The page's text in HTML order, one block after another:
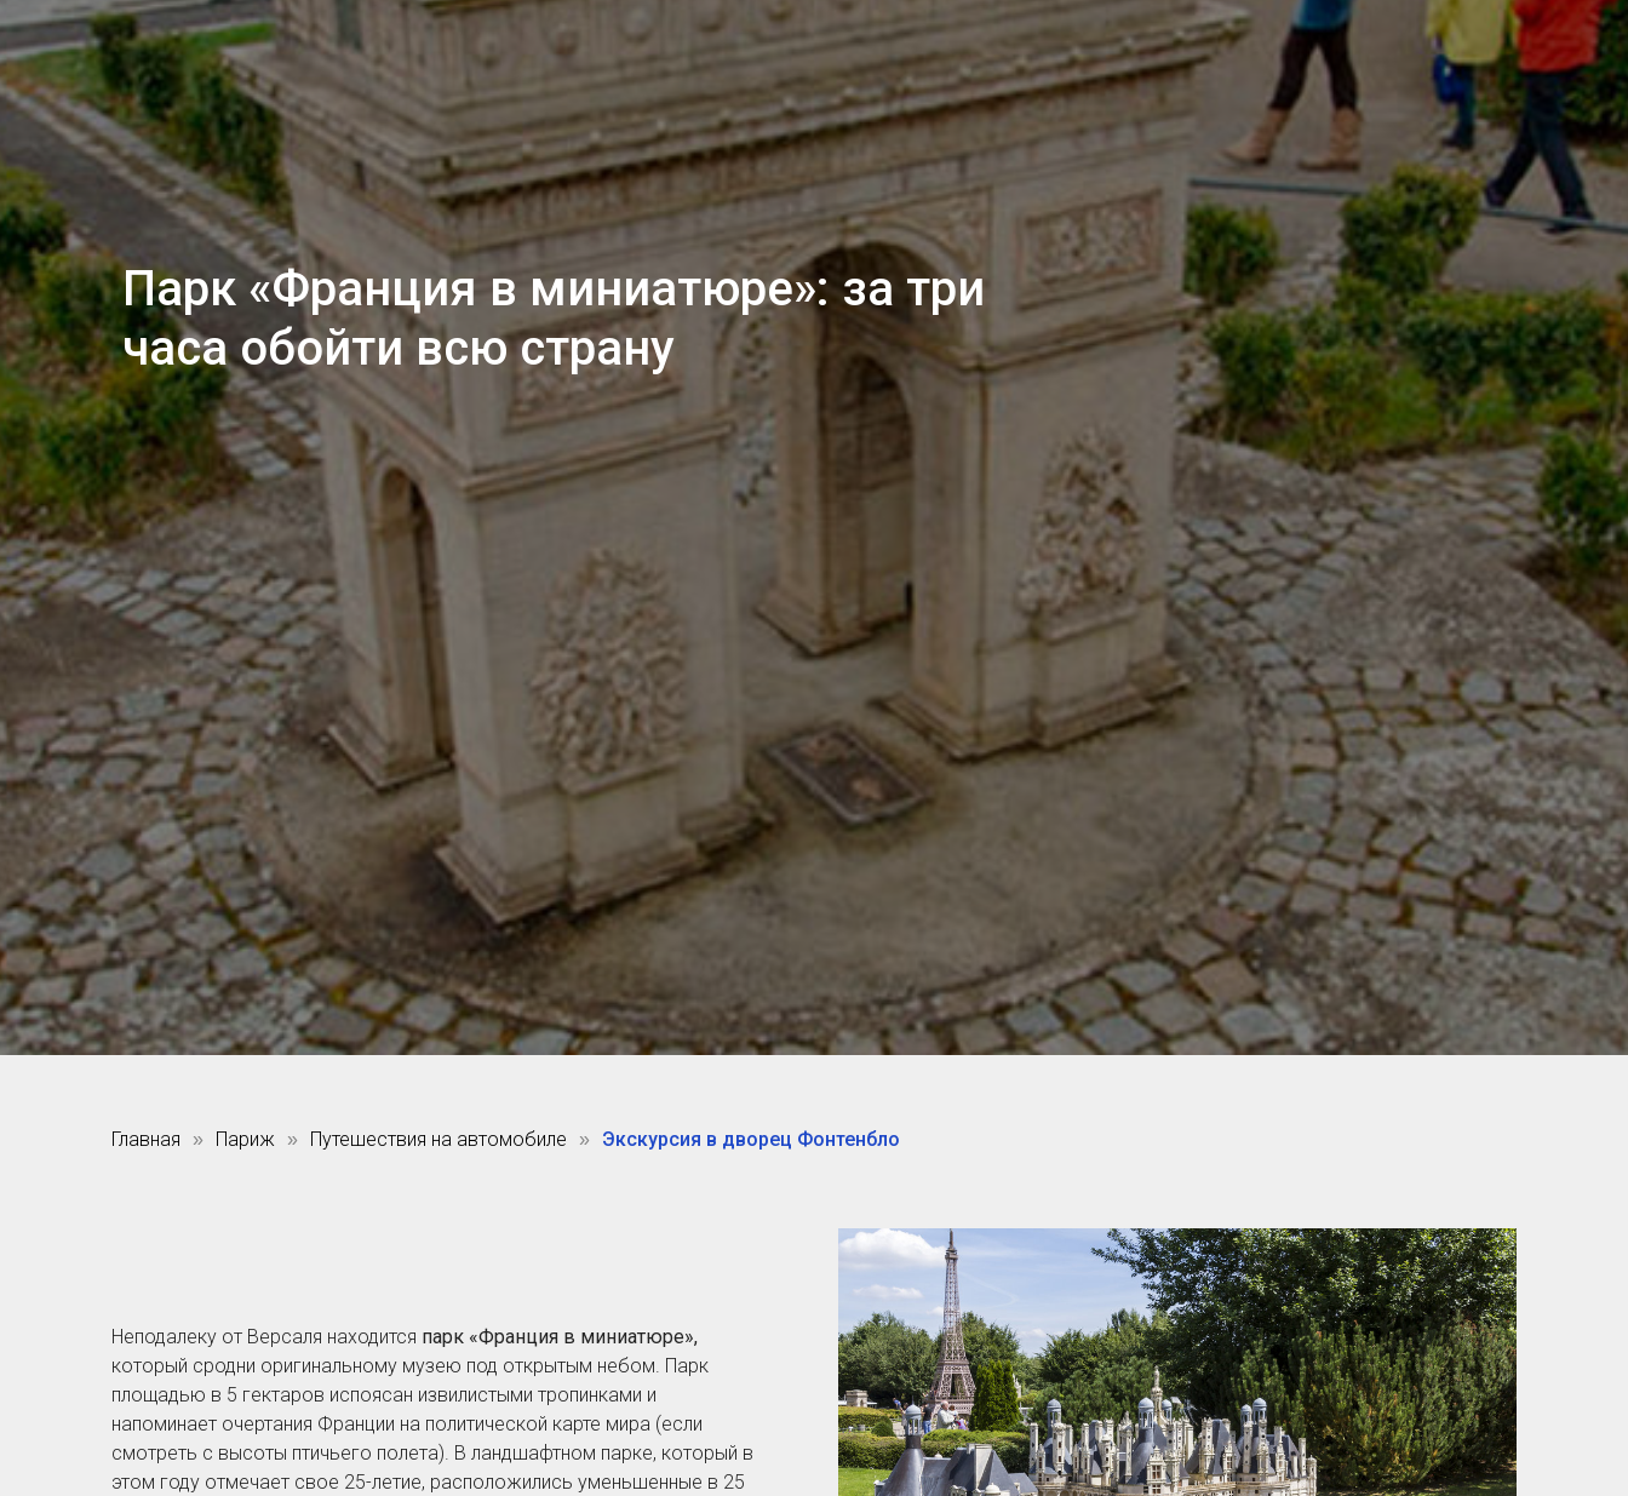
Парк «Франция в миниатюре»: за три
часа обойти всю страну
Главная » Париж » Путешествия на автомобиле » Экскурсия в дворец Фонтенбло
Неподалеку от Версаля находится парк «Франция в миниатюре»,
который сродни оригинальному музею под открытым небом. Парк
площадью в 5 гектаров испоясан извилистыми тропинками и
напоминает очертания Франции на политической карте мира (если
смотреть с высоты птичьего полета). В ландшафтном парке, который в
этом году отмечает свое 25-летие, расположились уменьшенные в 25